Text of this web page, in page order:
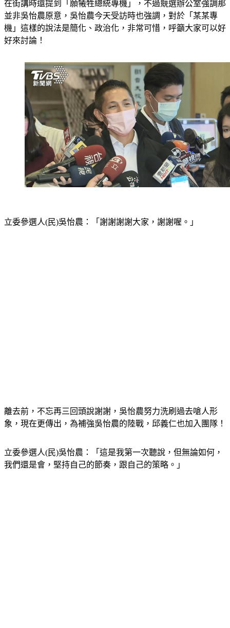
民進黨立委參選人吳怡農，日前提出遷建松山機場政見，甚至
在街講時還提到「願犧牲總統專機」，不過競選辦公室強調那
並非吳怡農原意，吳怡農今天受訪時也強調，對於「某某專
機」這樣的說法是簡化、政治化，非常可惜，呼籲大家可以好
離去前，不忘再三回頭說謝謝，吳怡農努力洗刷過去嗆人形
立委參選人(民)吳怡農：「這是我第一次聽說，但無論如何，